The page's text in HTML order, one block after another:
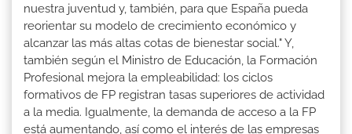
nuestra juventud y, también, para que España pueda
reorientar su modelo de crecimiento económico y
alcanzar las más altas cotas de bienestar social." Y,
también según el Ministro de Educación, la Formación
Profesional mejora la empleabilidad: los ciclos
formativos de FP registran tasas superiores de actividad
a la media. Igualmente, la demanda de acceso a la FP
está aumentando, así como el interés de las empresas